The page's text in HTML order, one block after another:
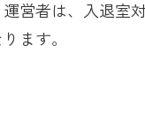
営者は、入退室
ます。